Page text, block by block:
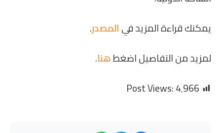
يمكنك قراءة المزيد فيالمصدر.
لمزيد من التفاصيل اضغطهنا.
Post Views:4٬966